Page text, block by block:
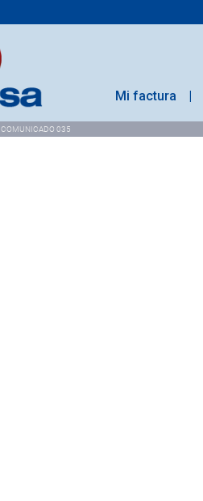
Mi factura
COMUNICADO 035